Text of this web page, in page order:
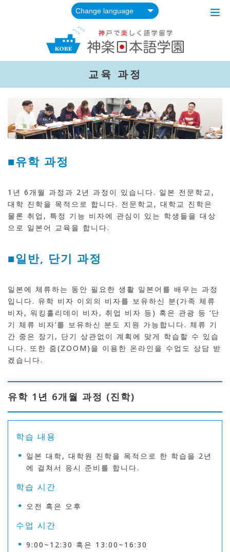
교육 과정
■유학 과정
1년 6개월 과정과 2년 과정이 있습니다. 일본 전문학교,
대학 진학을 목적으로 합니다. 전문학교, 대학교 진학은
물론 취업, 특정 기능 비자에 관심이 있는 학생들을 대상
으로 일본어 교육을 합니다.
■일반, 단기 과정
일본에 체류하는 동안 필요한 생활 일본어를 배우는 과정
입니다. 유학 비자 이외의 비자를 보유하신 분(가족 체류
비자, 워킹홀리데이 비자, 취업 비자 등) 혹은 관광 등 ‘단
기 체류 비자’를 보유하신 분도 지원 가능합니다. 체류 기
간 중은 장기, 단기 상관없이 계획에 맞게 학습할 수 있습
니다. 또한 줌(ZOOM)을 이용한 온라인을 수업도 상담 받
겠습니다.
유학 1년 6개월 과정 (진학)
학습 내용
일본 대학, 대학원 진학을 목적으로 한 학습을 2년
에 걸쳐서 응시 준비를 합니다.
학습 시간
오전 혹은 오후
수업 시간
9:00~12:30 혹은 13:00~16:30